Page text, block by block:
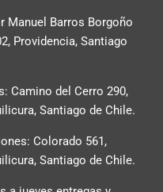
Manuel Barros Borgoño
Providencia, Santiago
Camino del Cerro 290,
Santiago de Chile.
Colorado 561,
Santiago de Chile.